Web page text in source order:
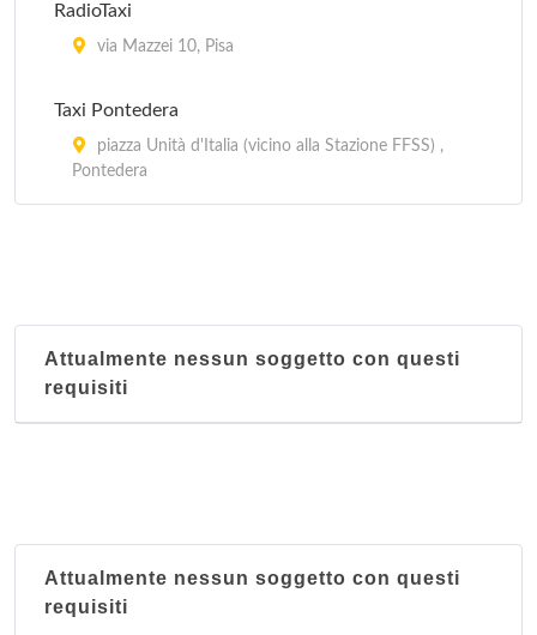
RadioTaxi
via Mazzei 10, Pisa
Taxi Pontedera
piazza Unità d'Italia (vicino alla Stazione FFSS) ,
Pontedera
Attualmente nessun soggetto con questi
requisiti
Attualmente nessun soggetto con questi
requisiti